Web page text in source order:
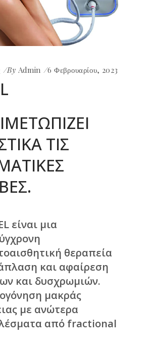
By Admin 6 Φεβρουαρίου, 2023
ΤΙΣ
είναι μια
θεραπεία
και αφαίρεση
και δυσχρωμιών.
μακράς
με ανώτερα
από fractional